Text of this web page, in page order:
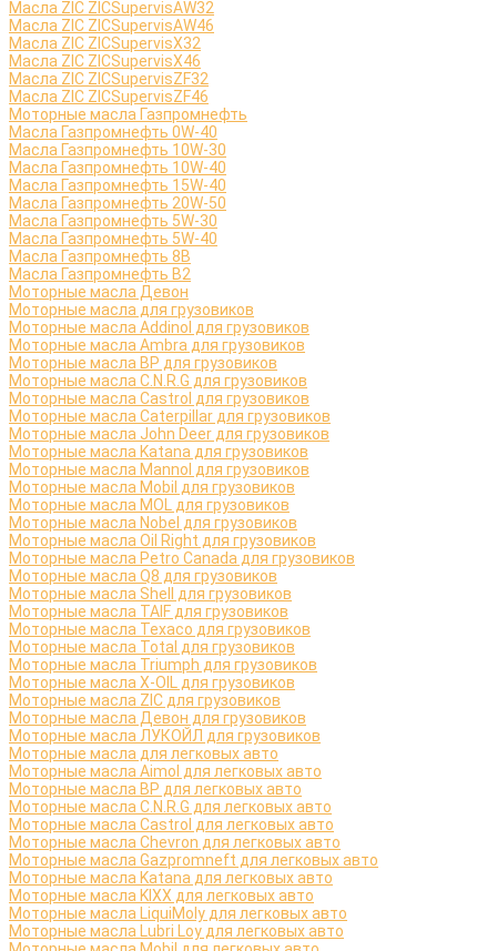
Масла ZIC ZICSupervisAW32
Масла ZIC ZICSupervisAW46
Масла ZIC ZICSupervisX32
Масла ZIC ZICSupervisX46
Масла ZIC ZICSupervisZF32
Масла ZIC ZICSupervisZF46
Моторные масла Газпромнефть
Масла Газпромнефть 0W-40
Масла Газпромнефть 10W-30
Масла Газпромнефть 10W-40
Масла Газпромнефть 15W-40
Масла Газпромнефть 20W-50
Масла Газпромнефть 5W-30
Масла Газпромнефть 5W-40
Масла Газпромнефть 8B
Масла Газпромнефть B2
Моторные масла Девон
Моторные масла для грузовиков
Моторные масла Addinol для грузовиков
Моторные масла Ambra для грузовиков
Моторные масла BP для грузовиков
Моторные масла C.N.R.G для грузовиков
Моторные масла Castrol для грузовиков
Моторные масла Caterpillar для грузовиков
Моторные масла John Deer для грузовиков
Моторные масла Katana для грузовиков
Моторные масла Mannol для грузовиков
Моторные масла Mobil для грузовиков
Моторные масла MOL для грузовиков
Моторные масла Nobel для грузовиков
Моторные масла Oil Right для грузовиков
Моторные масла Petro Canada для грузовиков
Моторные масла Q8 для грузовиков
Моторные масла Shell для грузовиков
Моторные масла TAIF для грузовиков
Моторные масла Texaco для грузовиков
Моторные масла Total для грузовиков
Моторные масла Triumph для грузовиков
Моторные масла X-OIL для грузовиков
Моторные масла ZIC для грузовиков
Моторные масла Девон для грузовиков
Моторные масла ЛУКОЙЛ для грузовиков
Моторные масла для легковых авто
Моторные масла Aimol для легковых авто
Моторные масла BP для легковых авто
Моторные масла C.N.R.G для легковых авто
Моторные масла Castrol для легковых авто
Моторные масла Chevron для легковых авто
Моторные масла Gazpromneft для легковых авто
Моторные масла Katana для легковых авто
Моторные масла KIXX для легковых авто
Моторные масла LiquiMoly для легковых авто
Моторные масла Lubri Loy для легковых авто